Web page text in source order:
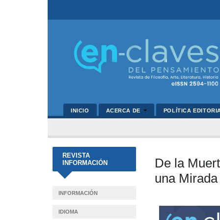
INICIO ACERCA DE POLÍTICA
REVISTA
INFORMACIÓN
INFORMACIÓN
IDIOMA
De la
una
Barra